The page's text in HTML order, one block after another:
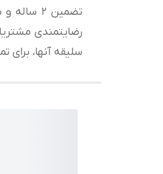
تضمین
رضایتمندی
سلیقه آنها،